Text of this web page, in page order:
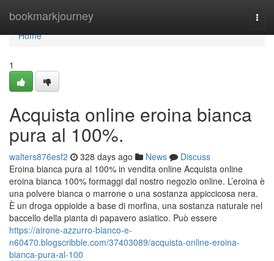
bookmarkjourney
Home
Home
1
Acquista online eroina bianca
pura al 100%.
walters876esf2 328 days ago News
Discuss
Eroina bianca pura al 100% in vendita online Acquista online
eroina bianca 100% formaggi dal nostro negozio online. L’eroina è
una polvere bianca o marrone o una sostanza appiccicosa nera.
È un droga oppioide a base di morfina, una sostanza naturale nel
baccello della pianta di papavero asiatico. Può essere
https://airone-azzurro-bianco-e-
n60470.blogscribble.com/37403089/acquista-online-eroina-
bianca-pura-al-100